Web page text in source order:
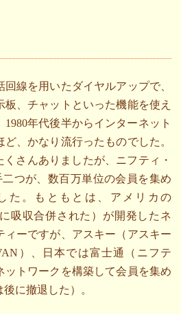
線を用いたダイヤルアップで、
板、チャットといった機能を使え
年代後半からインターネット
、かなり流行ったものでした。
さんありましたが、ニフティ・
つが、数百万単位の会員を集め
た。もともとは、アメリカの
吸収合併された）が開発したネ
ィーですが、アスキー（アスキー
）、日本では富士通（ニフテ
ットワークを構築して会員を集め
に撤退した）。